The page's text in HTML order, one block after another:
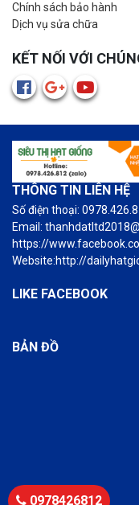
Chính sách bảo hành
Dịch vụ sửa chữa
KẾT NỐI VỚI
THÔNG TIN LIÊN HỆ
Số điện thoại:
Email:
https://
Website:http://
LIKE FACEBOOK
BẢN ĐỒ
0978426812